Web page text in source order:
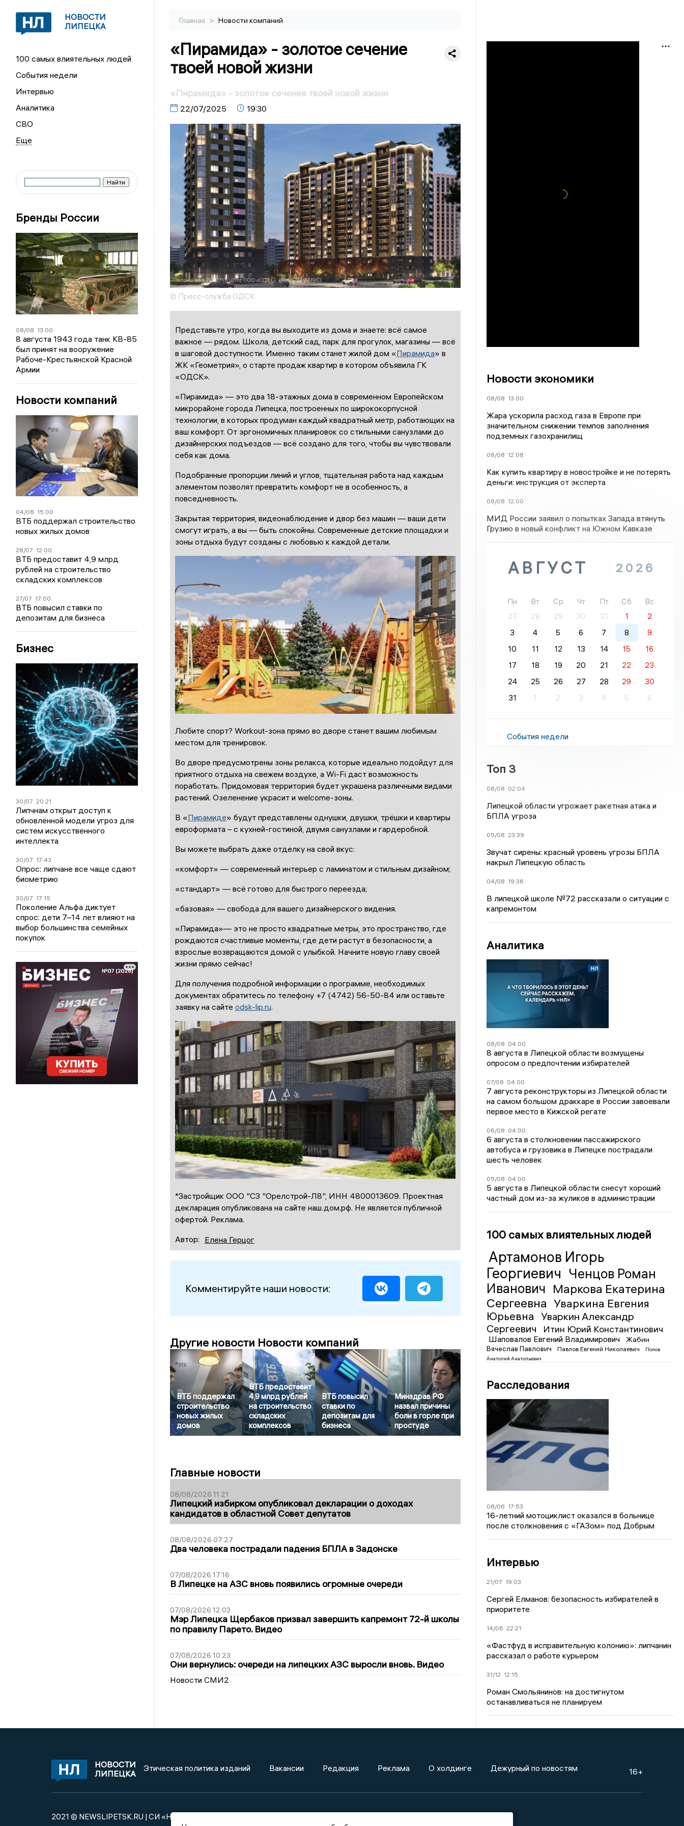
НОВОСТИ
ЛИПЕЦКА
100 самых влиятельных людей
События недели
Интервью
Аналитика
СВО
Бренды России
08/08 13:00
8 августа 1943 года танк КВ-85
был принят на вооружение
Рабоче-Крестьянской Красной
Армии
Новости компаний
04/08 15:00
ВТБ поддержал строительство
новых жилых домов
28/07 12:00
ВТБ предоставит 4,9 млрд
рублей на строительство
складских комплексов
27/07 17:00
ВТБ повысил ставки по
депозитам для бизнеса
Бизнес
30/07 20:21
Липчнам открыт доступ к
обновлённой модели угроз для
систем искусственного
интеллекта
30/07 17:43
Опрос: липчане все чаще сдают
биометрию
30/07 17:15
Поколение Альфа диктует
спрос: дети 7–14 лет влияют на
выбор большинства семейных
покупок
Главная > Новости компаний
«Пирамида» - золотое сечение
твоей новой жизни
«Пирамида» - золотое сечение твоей новой жизни
22/07/2025 19:30
© Пресс-служба ОДСК
Представьте утро, когда вы выходите из дома и знаете: всё самое
важное — рядом. Школа, детский сад, парк для прогулок, магазины — всё
в шаговой доступности. Именно таким станет жилой дом «Пирамида» в
ЖК «Геометрия», о старте продаж квартир в котором объявила ГК
«ОДСК».
«Пирамида» — это два 18-этажных дома в современном Европейском
микрорайоне города Липецка, построенных по ширококорпусной
технологии, в которых продуман каждый квадратный метр, работающих на
ваш комфорт. От эргономичных планировок со стильными санузлами до
дизайнерских подъездов — всё создано для того, чтобы вы чувствовали
себя как дома.
Подобранные пропорции линий и углов, тщательная работа над каждым
элементом позволят превратить комфорт не в особенность, а
повседневность.
Закрытая территория, видеонаблюдение и двор без машин — ваши дети
смогут играть, а вы — быть спокойны. Современные детские площадки и
зоны отдыха будут созданы с любовью к каждой детали.
Любите спорт? Workout-зона прямо во дворе станет вашим любимым
местом для тренировок.
Во дворе предусмотрены зоны релакса, которые идеально подойдут для
приятного отдыха на свежем воздухе, а Wi-Fi даст возможность
поработать. Придомовая территория будет украшена различными видами
растений. Озеленение украсит и welcome-зоны.
В «Пирамиде» будут представлены однушки, двушки, трёшки и квартиры
евроформата – с кухней-гостиной, двумя санузлами и гардеробной.
Вы можете выбрать даже отделку на свой вкус:
«комфорт» — современный интерьер с ламинатом и стильным дизайном;
«стандарт» — всё готово для быстрого переезда;
«базовая» — свобода для вашего дизайнерского видения.
«Пирамида»— это не просто квадратные метры, это пространство, где
рождаются счастливые моменты, где дети растут в безопасности, а
взрослые возвращаются домой с улыбкой. Начните новую главу своей
жизни прямо сейчас!
Для получения подробной информации о программе, необходимых
документах обратитесь по телефону +7 (4742) 56-50-84 или оставьте
заявку на сайте odsk-lip.ru.
*Застройщик ООО "СЗ "Орелстрой-Л8", ИНН 4800013609. Проектная
декларация опубликована на сайте наш.дом.рф. Не является публичной
офертой. Реклама.
Автор: Елена Герцог
Комментируйте наши новости:
Другие новости Новости компаний
ВТБ поддержал
строительство
новых жилых
домов
ВТБ предоставит
4,9 млрд рублей
на строительство
складских
комплексов
ВТБ повысил
ставки по
депозитам для
бизнеса
Минздрав РФ
назвал причины
боли в горле при
простуде
Главные новости
08/08/2026 11:21
Липецкий избирком опубликовал декларации о доходах
кандидатов в областной Совет депутатов
08/08/2026 07:27
Два человека пострадали падения БПЛА в Задонске
07/08/2026 17:16
В Липецке на АЗС вновь появились огромные очереди
07/08/2026 12:03
Мэр Липецка Щербаков призвал завершить капремонт 72-й школы
по правилу Парето. Видео
07/08/2026 10:23
Они вернулись: очереди на липецких АЗС выросли вновь. Видео
Новости СМИ2
Новости экономики
08/08 13:00
Жара ускорила расход газа в Европе при
значительном снижении темпов заполнения
подземных газохранилищ
08/08 12:08
Как купить квартиру в новостройке и не потерять
деньги: инструкция от эксперта
08/08 12:00
МИД России заявил о попытках Запада втянуть
Грузию в новый конфликт на Южном Кавказе
АВГУСТ 2026
Пн Вт Ср Чт Пт Сб
Вс
27
28 29 30 31 1
2
3
4 5 6 7 8
9
10
11 12 13 14 15
16
17
18 19 20 21 22
23
24
25 26 27 28 29
30
31
1 2 3 4 5 6
События недели
Топ 3
08/08 02:04
Липецкой области угрожает ракетная атака и
БПЛА угроза
05/08 23:39
Звучат сирены: красный уровень угрозы БПЛА
накрыл Липецкую область
04/08 19:36
В липецкой школе №72 рассказали о ситуации с
капремонтом
Аналитика
08/08 04:00
8 августа в Липецкой области возмущены
опросом о предпочтении избирателей
07/08 04:00
7 августа реконструкторы из Липецкой области
на самом большом драккаре в России завоевали
первое место в Кижской регате
06/08 04:00
6 августа в столкновении пассажирского
автобуса и грузовика в Липецке пострадали
шесть человек
05/08 04:00
5 августа в Липецкой области снесут хороший
частный дом из-за жуликов в администрации
100 самых влиятельных людей
Артамонов Игорь
Георгиевич Ченцов Роман
Иванович Маркова Екатерина
Сергеевна Уваркина Евгения
Юрьевна
Уваркин Александр
Сергеевич
Итин Юрий Константинович
Шаповалов Евгений Владимирович
Жабин
Вячеслав Павлович
Павлов Евгений Николаевич
Попов
Анатолий Анатольевич
Расследования
08/06 17:53
16-летний мотоциклист оказался в больнице
после столкновения с «ГАЗом» под Добрым
Интервью
21/07 19:03
Сергей Елманов: безопасность избирателей в
приоритете
14/06 22:21
«Фастфуд в исправительную колонию»: липчанин
рассказал о работе курьером
31/12 12:15
Роман Смольянинов: на достигнутом
останавливаться не планируем
НОВОСТИ
ЛИПЕЦКА
Этическая политика изданий Вакансии Редакция Реклама О холдинге Дежурный по новостям 16+
2021 © NEWSLIPETSK.RU | СИ «Новости Липецка»